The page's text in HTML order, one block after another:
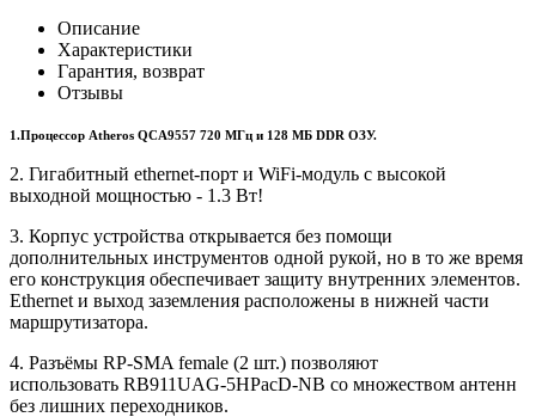
Описание
Характеристики
Гарантия, возврат
Отзывы
1.Процессор Atheros QCA9557 720 МГц и 128 МБ DDR ОЗУ.
2. Гигабитный ethernet-порт и WiFi-модуль с высокой
выходной мощностью - 1.3 Вт!
3. Корпус устройства открывается без помощи
дополнительных инструментов одной рукой, но в то же время
его конструкция обеспечивает защиту внутренних элементов.
Ethernet и выход заземления расположены в нижней части
маршрутизатора.
4. Разъёмы RP-SMA female (2 шт.) позволяют
использовать RB911UAG-5HPacD-NB со множеством антенн
без лишних переходников.